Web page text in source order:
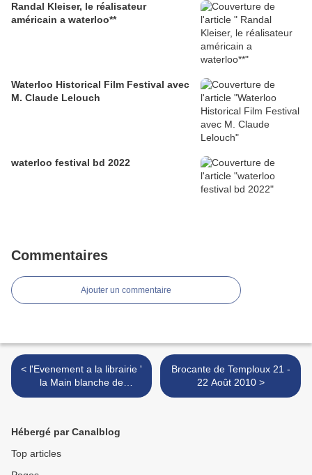
Randal Kleiser, le réalisateur
américain a waterloo**
Waterloo Historical Film Festival avec
M. Claude Lelouch
waterloo festival bd 2022
Commentaires
Ajouter un commentaire
< l'Evenement a la librairie '
la Main blanche de
WATERLOO : un
Brocante de Temploux 21 -
22 Août 2010 >
Hébergé par Canalblog
Top articles